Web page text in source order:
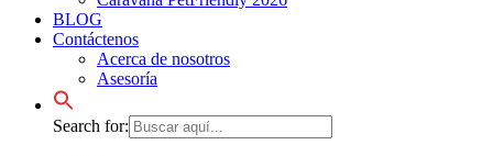
BLOG
Contáctenos
Acerca de nosotros
Asesoría
Search for: